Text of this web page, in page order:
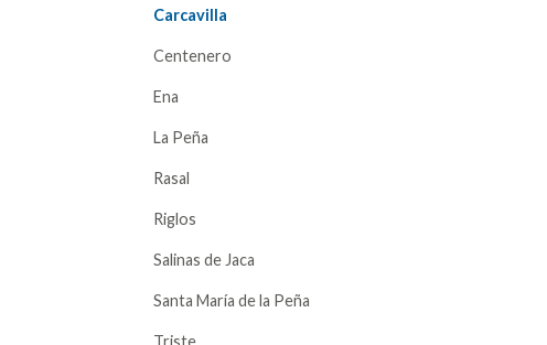
Carcavilla
Centenero
Ena
La Peña
Rasal
Riglos
Salinas de Jaca
Santa María de la Peña
Triste